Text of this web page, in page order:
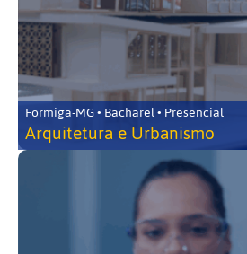
Formiga-MG • Bacharel • Presencial
Arquitetura e Urbanismo